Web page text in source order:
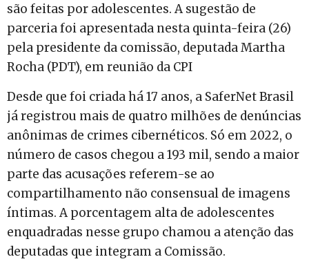
são feitas por adolescentes. A sugestão de
parceria foi apresentada nesta quinta-feira (26)
pela presidente da comissão, deputada Martha
Rocha (PDT), em reunião da CPI
Desde que foi criada há 17 anos, a SaferNet Brasil
já registrou mais de quatro milhões de denúncias
anônimas de crimes cibernéticos. Só em 2022, o
número de casos chegou a 193 mil, sendo a maior
parte das acusações referem-se ao
compartilhamento não consensual de imagens
íntimas. A porcentagem alta de adolescentes
enquadradas nesse grupo chamou a atenção das
deputadas que integram a Comissão.